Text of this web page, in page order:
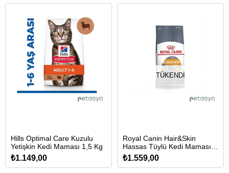
Hills Optimal Care Kuzulu
Yetişkin Kedi Maması 1,5 Kg
₺1.149,00
TÜKENDI
Royal Canin Hair&Skin
Hassas Tüylü Kedi Maması 2
Kg
₺1.559,00